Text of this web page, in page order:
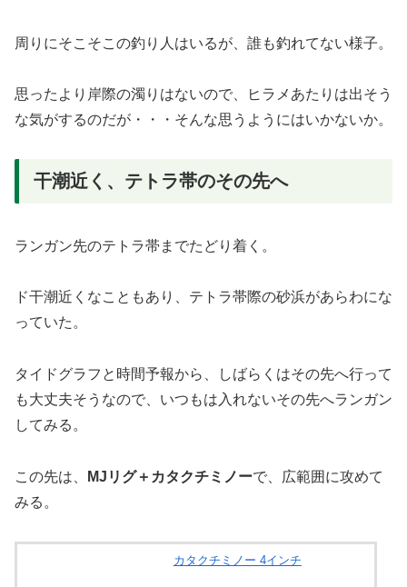
周りにそこそこの釣り人はいるが、誰も釣れてない様子。
思ったより岸際の濁りはないので、ヒラメあたりは出そう
な気がするのだが・・・そんな思うようにはいかないか。
干潮近く、テトラ帯のその先へ
ランガン先のテトラ帯までたどり着く。
ド干潮近くなこともあり、テトラ帯際の砂浜があらわにな
っていた。
タイドグラフと時間予報から、しばらくはその先へ行って
も大丈夫そうなので、いつもは入れないその先へランガン
してみる。
この先は、 MJリグ＋カタクチミノーで、広範囲に攻めて
みる。
カタクチミノー 4インチ